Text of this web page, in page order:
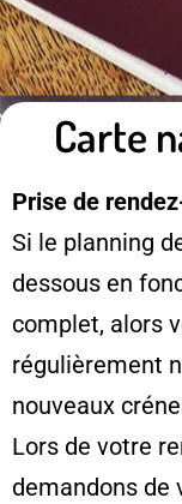
Carte
Prise de
Si le planning
dessous en
complet, alors
régulièrement
nouveaux
Lors de votre
demandons de